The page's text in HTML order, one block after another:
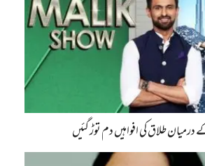
طلاق کی افواہیں دم توڑ گئیں